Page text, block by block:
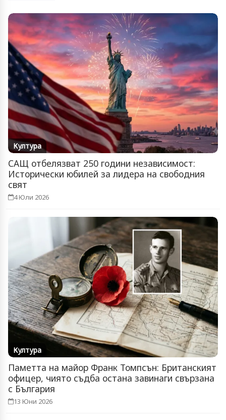
Култура
САЩ отбелязват 250 години независимост:
Исторически юбилей за лидера на свободния
свят
4 Юли 2026
Култура
Паметта на майор Франк Томпсън: Британският
офицер, чиято съдба остана завинаги свързана
с България
13 Юни 2026